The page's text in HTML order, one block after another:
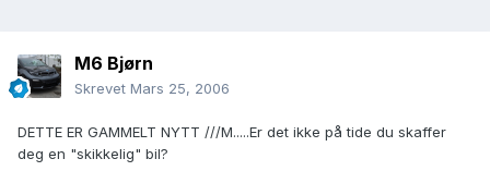
M6 Bjørn
Skrevet Mars 25, 2006
DETTE ER GAMMELT NYTT ///M.....Er det ikke på tide du skaffer
deg en "skikkelig" bil?